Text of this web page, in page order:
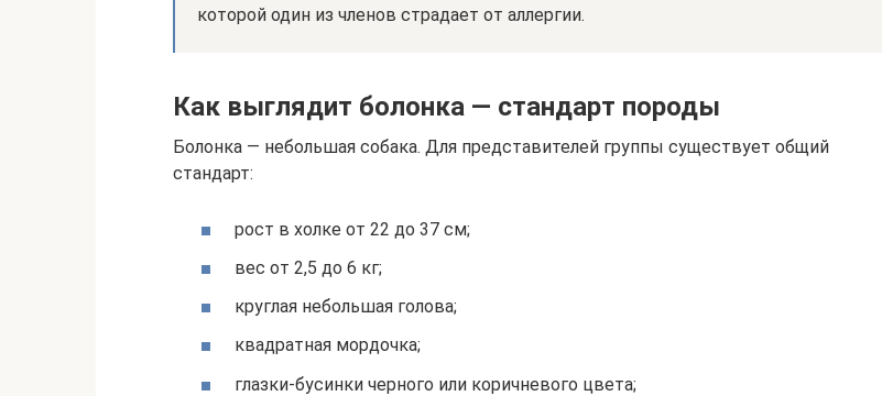
которой один из членов страдает от аллергии.
Как выглядит болонка — стандарт породы
Болонка — небольшая собака. Для представителей группы существует общий
стандарт:
рост в холке от 22 до 37 см;
вес от 2,5 до 6 кг;
круглая небольшая голова;
квадратная мордочка;
глазки-бусинки черного или коричневого цвета;